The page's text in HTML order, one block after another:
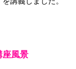
座風景